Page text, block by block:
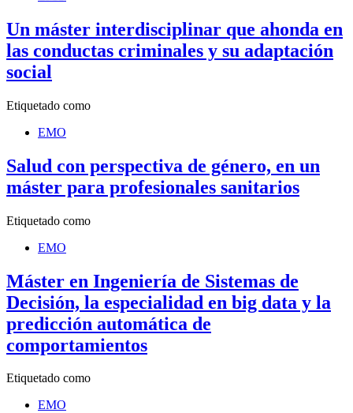
Un máster interdisciplinar que ahonda en
las conductas criminales y su adaptación
social
Etiquetado como
EMO
Salud con perspectiva de género, en un
máster para profesionales sanitarios
Etiquetado como
EMO
Máster en Ingeniería de Sistemas de
Decisión, la especialidad en big data y la
predicción automática de
comportamientos
Etiquetado como
EMO